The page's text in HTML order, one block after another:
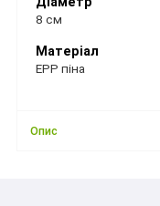
8 см
Матеріал
EPP піна
Опис